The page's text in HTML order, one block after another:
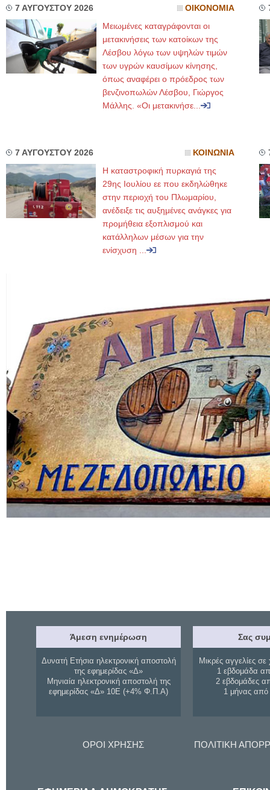
7 ΑΥΓΟΥΣΤΟΥ 2026 ΟΙΚΟΝΟΜΙΑ
Μειωμένες καταγράφονται οι
μετακινήσεις των κατοίκων της
Λέσβου λόγω των υψηλών τιμών
των υγρών καυσίμων κίνησης,
όπως αναφέρει ο πρόεδρος των
βενζινοπωλών Λέσβου, Γιώργος
Μάλλης. «Οι μετακινήσε...
7 ΑΥΓΟΥΣΤΟΥ 2026 ΚΟΙΝΩΝΙΑ
Η καταστροφική πυρκαγιά της
29ης Ιουλίου εε που εκδηλώθηκε
στην περιοχή του Πλωμαρίου,
ανέδειξε τις αυξημένες ανάγκες για
προμήθεια εξοπλισμού και
κατάλληλων μέσων για την
ενίσχυση ...
Άμεση ενημέρωση
Δυνατή Ετήσια ηλεκτρονική αποστολή
της εφημερίδας «Δ»
Μηνιαία ηλεκτρονική αποστολή της
εφημερίδας «Δ» 10Ε (+4% Φ.Π.Α)
Σας
Μικρές αγγελίες σε
1 εβδομάδα
2 εβδομάδες
1 μήνας
ΟΡΟΙ ΧΡΗΣΗΣ ΠΟΛΙΤΙΚΗ